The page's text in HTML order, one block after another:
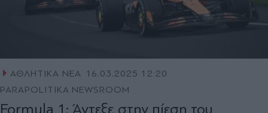
ΑΘΛΗΤΙΚΑ ΝΕΑ
16.03.2025 12:20
PARAPOLITIKA NEWSROOM
Formula 1: Άντεξε στην πίεση του